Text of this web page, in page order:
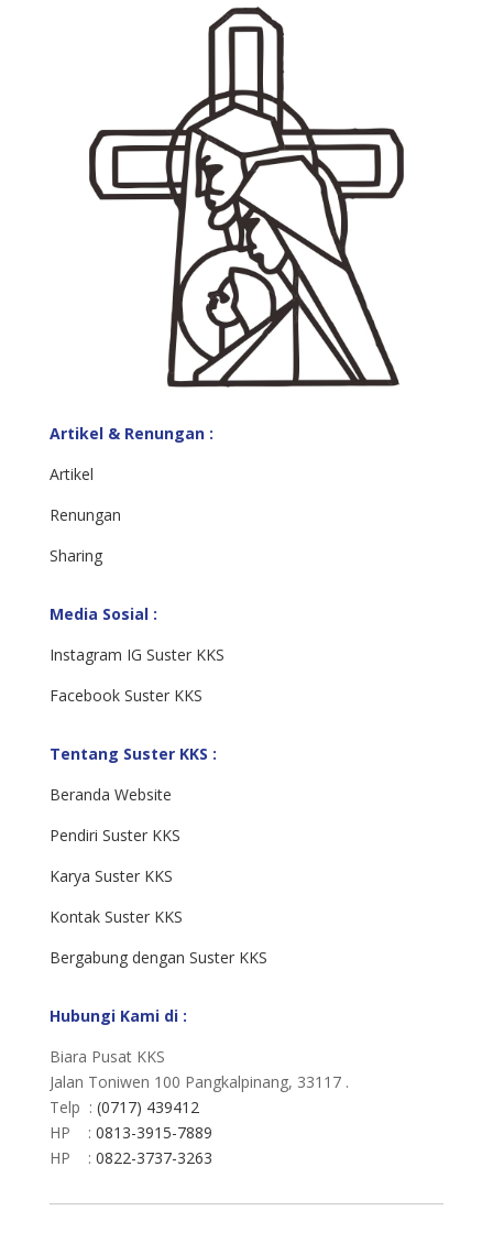
Artikel & Renungan :
Artikel
Renungan
Sharing
Media Sosial :
Instagram IG Suster KKS
Facebook Suster KKS
Tentang Suster KKS :
Beranda Website
Pendiri Suster KKS
Karya Suster KKS
Kontak Suster KKS
Bergabung dengan Suster KKS
Hubungi Kami di :
Biara Pusat KKS
Jalan Toniwen 100 Pangkalpinang, 33117 .
Telp : (0717) 439412
HP : 0813-3915-7889
HP : 0822-3737-3263